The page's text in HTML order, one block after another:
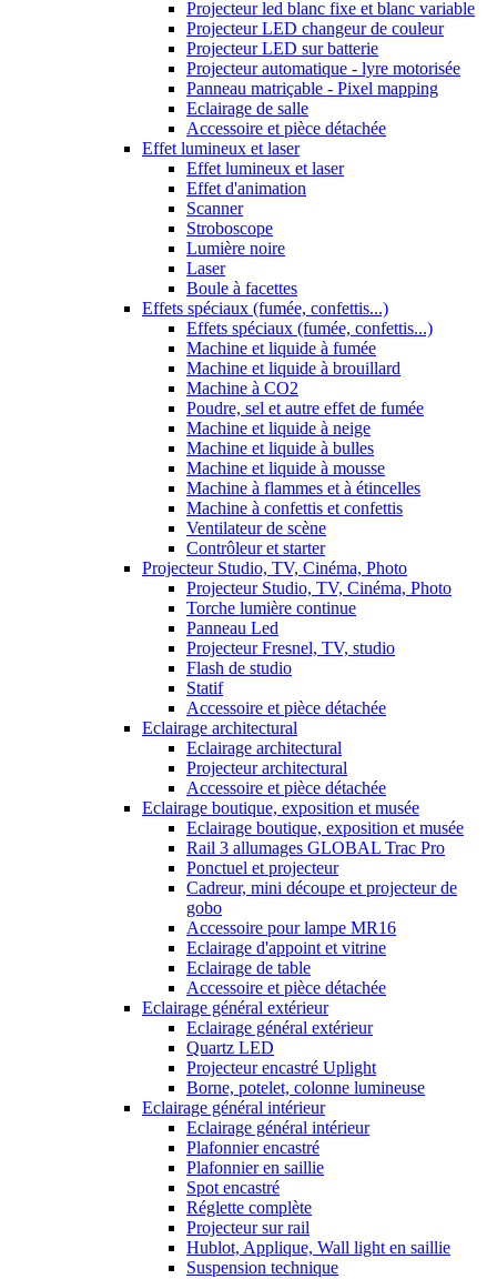
Projecteur led blanc fixe et blanc variable
Projecteur LED changeur de couleur
Projecteur LED sur batterie
Projecteur automatique - lyre motorisée
Panneau matriçable - Pixel mapping
Eclairage de salle
Accessoire et pièce détachée
Effet lumineux et laser
Effet lumineux et laser
Effet d'animation
Scanner
Stroboscope
Lumière noire
Laser
Boule à facettes
Effets spéciaux (fumée, confettis...)
Effets spéciaux (fumée, confettis...)
Machine et liquide à fumée
Machine et liquide à brouillard
Machine à CO2
Poudre, sel et autre effet de fumée
Machine et liquide à neige
Machine et liquide à bulles
Machine et liquide à mousse
Machine à flammes et à étincelles
Machine à confettis et confettis
Ventilateur de scène
Contrôleur et starter
Projecteur Studio, TV, Cinéma, Photo
Projecteur Studio, TV, Cinéma, Photo
Torche lumière continue
Panneau Led
Projecteur Fresnel, TV, studio
Flash de studio
Statif
Accessoire et pièce détachée
Eclairage architectural
Eclairage architectural
Projecteur architectural
Accessoire et pièce détachée
Eclairage boutique, exposition et musée
Eclairage boutique, exposition et musée
Rail 3 allumages GLOBAL Trac Pro
Ponctuel et projecteur
Cadreur, mini découpe et projecteur de
gobo
Accessoire pour lampe MR16
Eclairage d'appoint et vitrine
Eclairage de table
Accessoire et pièce détachée
Eclairage général extérieur
Eclairage général extérieur
Quartz LED
Projecteur encastré Uplight
Borne, potelet, colonne lumineuse
Eclairage général intérieur
Eclairage général intérieur
Plafonnier encastré
Plafonnier en saillie
Spot encastré
Réglette complète
Projecteur sur rail
Hublot, Applique, Wall light en saillie
Suspension technique